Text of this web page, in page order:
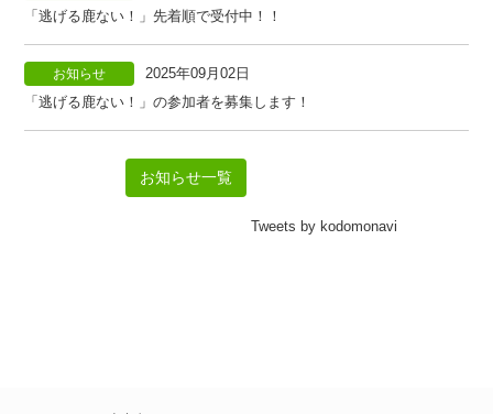
「逃げる鹿ない！」先着順で受付中！！
お知らせ
2025年09月02日
「逃げる鹿ない！」の参加者を募集します！
お知らせ一覧
Tweets by kodomonavi